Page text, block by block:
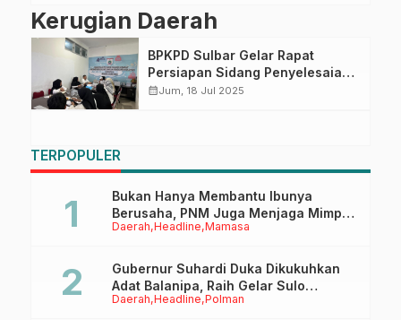
Kerugian Daerah
BPKPD Sulbar Gelar Rapat
Persiapan Sidang Penyelesaian
Kerugian Daerah
calendar_monthJum, 18 Jul 2025
TERPOPULER
Daerah Headline Mamasa
Bukan Hanya Membantu Ibunya
Berusaha, PNM Juga Menjaga Mimpi
Anaknya Untuk Menggapai Cita-Cita
Daerah Headline Polman
Gubernur Suhardi Duka Dikukuhkan
Adat Balanipa, Raih Gelar Sulo
Tappidena